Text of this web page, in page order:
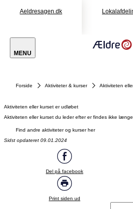
Aeldresagen.dk
MENU
Forside Aktiviteter & kurser Aktiviteten
Aktiviteten eller kurset er udløbet
Aktiviteten eller kurset du leder efter er findes ikke
Find andre aktiviteter og kurser her
Sidst opdateret 09.01.2024
Del på facebook
Print siden ud